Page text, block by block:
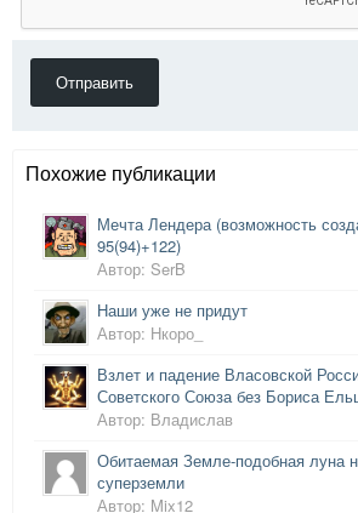
Отправить
Похожие публикации
Мечта Лендера (возможность
95(94)+122)
Автор: SerB
Наши уже не придут
Автор: Нкоро_
Взлет и падение Власовской
Советского Союза без Бориса
Автор: Владислав
Обитаемая Земле-подобная луна
суперземли
Автор: Mix12